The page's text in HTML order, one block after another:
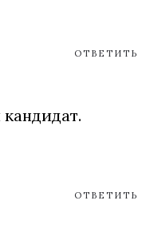
ОТВЕТИТЬ
ОТВЕТИТЬ